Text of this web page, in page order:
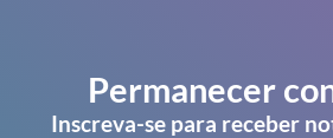
Permanecer
Inscreva-se para receber